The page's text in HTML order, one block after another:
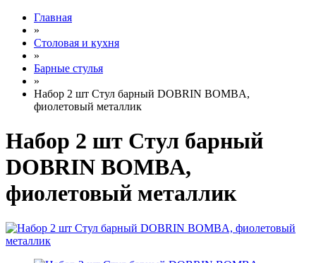
Главная
»
Столовая и кухня
»
Барные стулья
»
Набор 2 шт Стул барный DOBRIN BOMBA,
фиолетовый металлик
Набор 2 шт Стул барный
DOBRIN BOMBA,
фиолетовый металлик